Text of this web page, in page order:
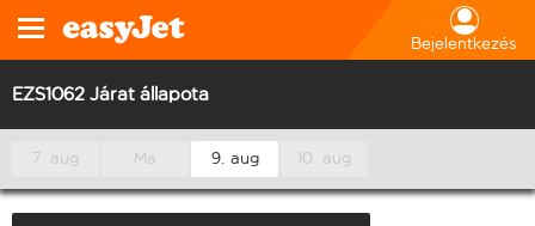
Bejelentkezés
EZS1062 Járat állapota
7. aug Ma 9. aug 10. aug